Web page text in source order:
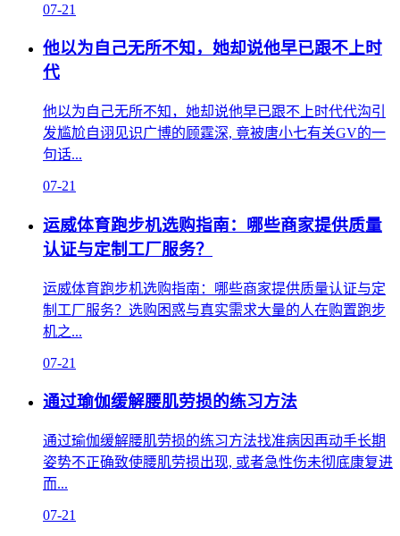
07-21
他以为自己无所不知，她却说他早已跟不上时
代
他以为自己无所不知，她却说他早已跟不上时代代沟引
发尴尬自诩见识广博的顾霆深, 竟被唐小七有关GV的一
句话...
07-21
运威体育跑步机选购指南：哪些商家提供质量
认证与定制工厂服务？
运威体育跑步机选购指南：哪些商家提供质量认证与定
制工厂服务？选购困惑与真实需求大量的人在购置跑步
机之...
07-21
通过瑜伽缓解腰肌劳损的练习方法
通过瑜伽缓解腰肌劳损的练习方法找准病因再动手长期
姿势不正确致使腰肌劳损出现, 或者急性伤未彻底康复进
而...
07-21